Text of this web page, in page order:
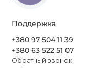
Поддержка
+380 97 504 11 39
+380 63 522 51 07
Обратный звонок